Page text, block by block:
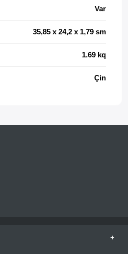
Var
35,85 x 24,2 x 1,79 sm
1.69 kq
Çin
+